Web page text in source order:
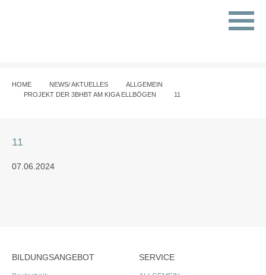
HOME NEWS/ AKTUELLES
ALLGEMEIN
PROJEKT DER 3BHBT AM KIGA ELLBÖGEN
11
11
07.06.2024
BILDUNGSANGEBOT SERVICE